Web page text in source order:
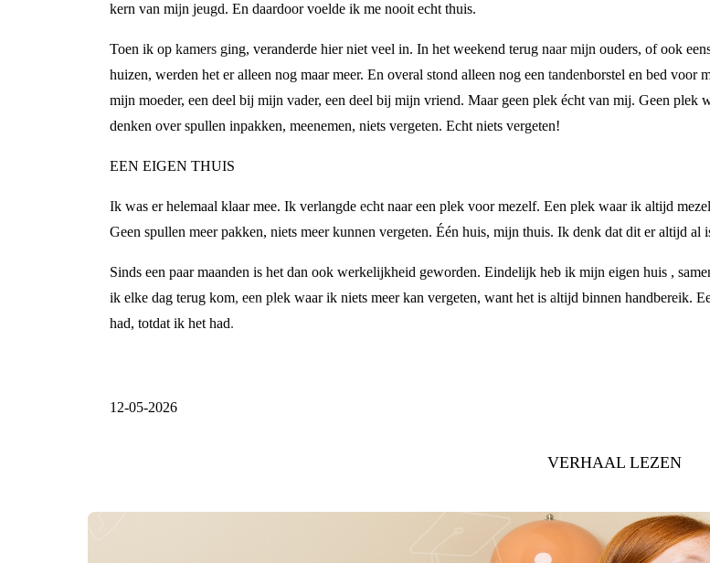
kern van mijn jeugd. En daardoor voelde ik me nooit echt thuis.
Toen ik op kamers ging, veranderde hier niet veel in. In het weekend terug naar mijn ouders, of ook
huizen, werden het er alleen nog maar meer. En overal stond alleen nog een tandenborstel en bed
mijn moeder, een deel bij mijn vader, een deel bij mijn vriend. Maar geen plek écht van mij. Geen
denken over spullen inpakken, meenemen, niets vergeten. Echt niets vergeten!
EEN EIGEN THUIS
Ik was er helemaal klaar mee. Ik verlangde echt naar een plek voor mezelf. Een plek waar ik altijd
Geen spullen meer pakken, niets meer kunnen vergeten. Één huis, mijn thuis. Ik denk dat dit er altijd al
Sinds een paar maanden is het dan ook werkelijkheid geworden. Eindelijk heb ik mijn eigen huis ,
ik elke dag terug kom, een plek waar ik niets meer kan vergeten, want het is altijd binnen handbereik.
had, totdat ik het had.
12-05-2026
VERHAAL LEZEN